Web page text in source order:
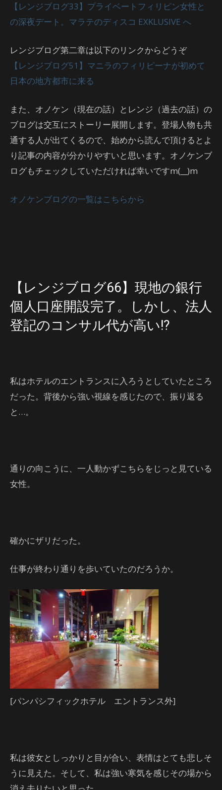
【レンジブログ33】プライベートフィリピン女性と
の深夜デート。マラテのディスコ EXKLUSIVE へ
レンジブログ第二章は以下のリンクからどうぞ
【レンジブログ51】マニラのフィリピーナが初めて
日本の地方都市に来る
また、オノケン（現在の話）とレンジ（過去の話）の
ブログは交互にストーリー展開します。登場人物も共
通する人が出てくるので、始めから読んで頂けるとよ
り記事の内容が分かりやすいと思います。オノケンブ
ログもチェックしていただければ幸いですm(__)m
オノケンブログの一覧はこちらから
【レンジブログ66】現地の銀行
個人口座開設完了。しかし、法人
登記のコンサル代が高い!?
私はホテルのエントランスに入ろうとしていたところ
だった。背後から強い視線を感じたので、振り返る
と…。
通りの向こうに、一人動かずこちらをじっと見ている
女性。
確かにザリだった。
仕事が終わり通りを歩いていたのだろうか。
[パンパシフィックホテル エントランス外]
私は彼女としっかりと目が合い、表情はとても悲しそ
うに見えた。そして、私は強い寒気を感じその場から